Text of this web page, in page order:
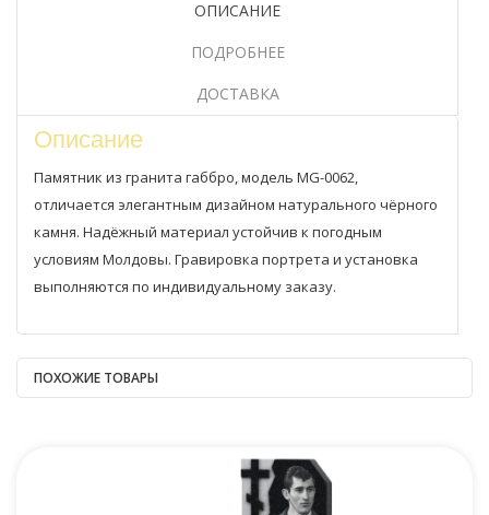
ОПИСАНИЕ
ПОДРОБНЕЕ
ДОСТАВКА
Описание
Памятник из гранита габбро, модель MG-0062,
отличается элегантным дизайном натурального чёрного
камня. Надёжный материал устойчив к погодным
условиям Молдовы. Гравировка портрета и установка
выполняются по индивидуальному заказу.
ПОХОЖИЕ ТОВАРЫ